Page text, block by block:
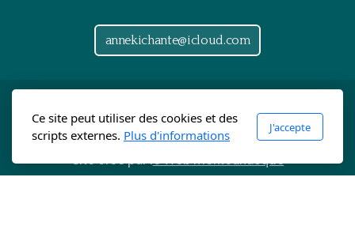
annekichante@icloud.com
Site créé par le Web Mentounasque
Ce site peut utiliser des cookies et des
scripts externes. Plus d'informations
J'accepte